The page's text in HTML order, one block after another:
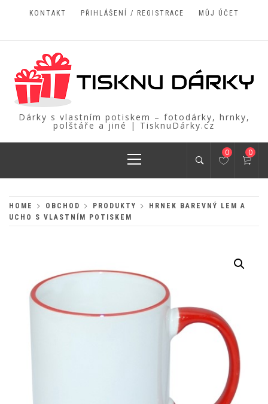
KONTAKT PŘIHLÁŠENÍ / REGISTRACE MŮJ ÚČET
Dárky s vlastním potiskem – fotodárky, hrnky,
polštáře a jiné | TisknuDárky.cz
Menu
0 0
HOME OBCHOD PRODUKTY
HRNEK BAREVNÝ LEM A
UCHO S VLASTNÍM POTISKEM